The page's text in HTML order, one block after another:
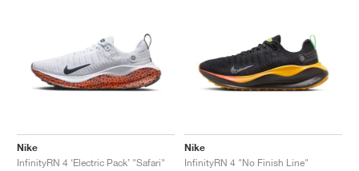
Nike
InfinityRN 4 ‘Electric Pack’ "Safari"
Nike
InfinityRN 4 "No Finish Line"